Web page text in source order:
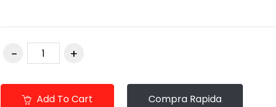
Add To Cart Compra Rapida